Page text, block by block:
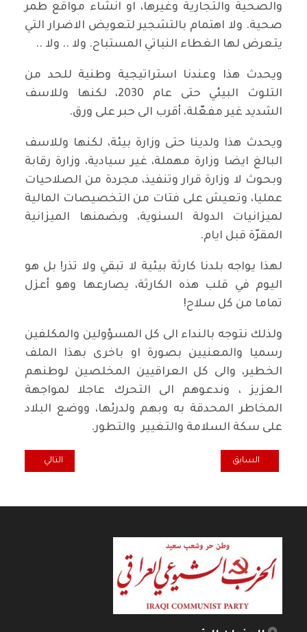
والصحية والتجارية وغيرها، او انشاء مواقع طمر
صحية. ولا اهتمام بالتشجير لتعويض الاضرار التي
يتعرض لها الغطاء النباتي المستباح. ولا .. ولا ..
ويحدث هذا وعندنا استراتيجية وطنية للحد من
التلوث البيئي حتى عام 2030، لكنها وللاسف
الشديد غير مفعّلة، أقرب الى حبر على ورق.
ويحدث هذا ولدينا حتى وزارة بيئة، لكنها وللاسف
البالغ ايضا وزارة مهملة، غير سيادية، وزارة رقابة
وبحوث لا وزارة قرار وتنفيذ، مجردة من الصلاحيات
عمليا، وتعيش على فتات من التخصيصات المالية
لميزانيات الدولة السنوية، وبضمنها الميزانية
المقرّة قبل ايام.
لهذا يواجه بلدنا كارثة بيئية لا تبقي ولا تذر! بل هو
اليوم في قلب هذه الكارثة، يصارعها وهو أعزل
تماما من كل سلاح!
ولذلك نتوجه بالنداء الى كل المسؤولين والمكلفين
رسميا والمعنيين بصورة او باخرى بهذا الملف
الخطير، والى كل العراقيين المخلصين لوطنهم
العزيز ، وندعوهم الى التحرك عاجلا لمواجهة
المخاطر المحدقة به وبهم ولدرئها، ووضع البلاد
على سكة السلامة والتغيير والتطور.
المقال السابق: المكتب السياسي للحزب الشيوعي العراقي.. أنبوب
السابق المقال التالي:
التالي